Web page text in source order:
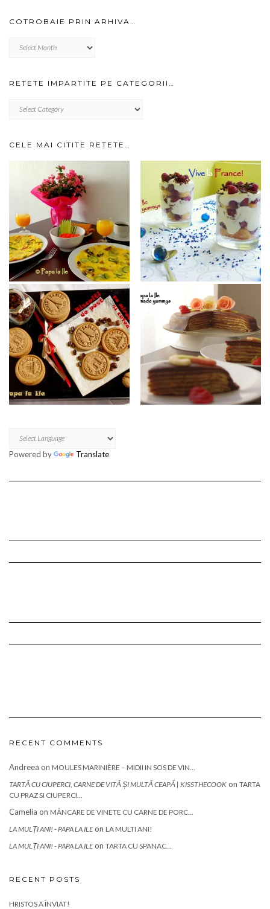
COTROBAIE PRIN ARHIVA…
prin
RETETE IMPARTITE PE CATEGORII…
IMPARTITE
CELE MAI CITITE REȚETE…
Powered by Translate
RECENT COMMENTS
Andreea on MOULES MARINIÈRE – MIDII IN SOS DE VIN…
TARTĂ CU CIUPERCI, CARNE DE VITĂ ȘI MULTĂ CEAPĂ | KISSTHECOOK on TARTA
CU PRAZ SI CIUPERCI…
Camelia on MÂNCARE DE VINETE CU CARNE DE PORC…
LA MULȚI ANI! - PAPA LA ILEon LA MULTI ANI!
LA MULȚI ANI! - PAPA LA ILEon TARTA CU SPANAC…
RECENT POSTS
HRISTOS A ÎNVIAT!